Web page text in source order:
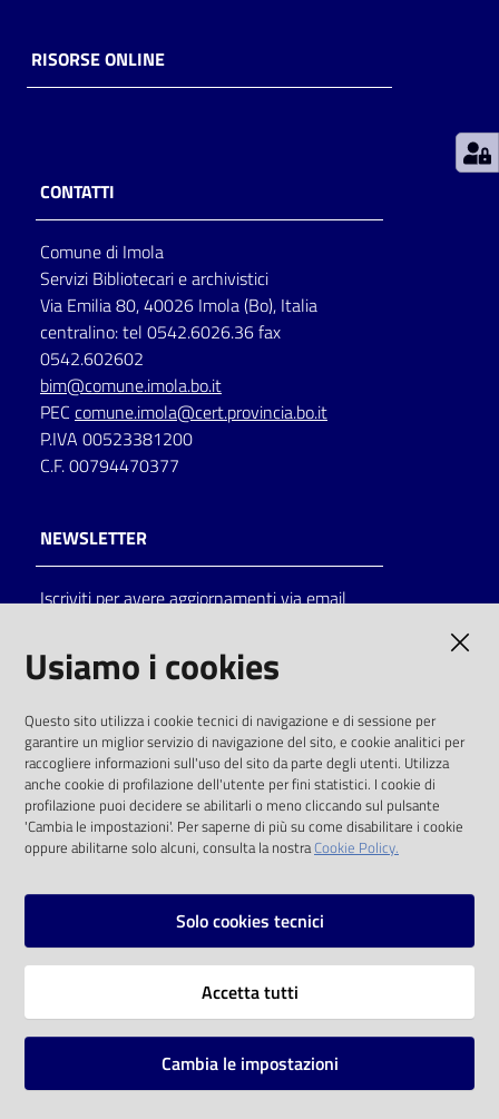
storico
per
lettura
Seguici
su
Catalogo
on line
Eventi
Chiedi al
bibliotecario
RISORSE ONLINE
CONTATTI
Comune di Imola
Servizi Bibliotecari e archivistici
Via Emilia 80, 40026 Imola (Bo), Italia
centralino: tel 0542.6026.36 fax
0542.602602
bim@comune.imola.bo.it
PEC comune.imola@cert.provincia.bo.it
P.IVA 00523381200
C.F. 00794470377
NEWSLETTER
Iscriviti per avere aggiornamenti via email
solo alle condizioni previste dalla direttiva
comunitaria 2003/98/CE e dal d.lgs. 36/2006
SOCIAL
Instagram
Vai alla pagina
Mappa del sito
Usiamo i cookies
Questo sito utilizza i cookie tecnici di navigazione e di sessione per
garantire un miglior servizio di navigazione del sito, e cookie analitici per
raccogliere informazioni sull'uso del sito da parte degli utenti. Utilizza
anche cookie di profilazione dell'utente per fini statistici. I cookie di
profilazione puoi decidere se abilitarli o meno cliccando sul pulsante
'Cambia le impostazioni'. Per saperne di più su come disabilitare i cookie
oppure abilitarne solo alcuni, consulta la nostraCookie Policy.
Solo cookies tecnici
Accetta tutti
Cambia le impostazioni